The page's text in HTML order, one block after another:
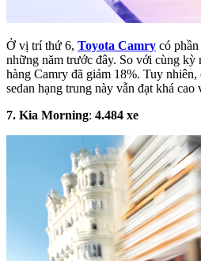
Ở vị trí thứ 6, Toyota Camry có
những năm trước đây. So với cùng kỳ
hàng Camry đã giảm 18%. Tuy nhiên,
sedan hạng trung này vẫn đạt khá
7. Kia Morning: 4.484 xe